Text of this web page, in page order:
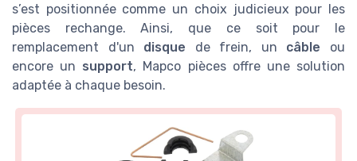
s’est positionnée comme un choix judicieux pour les
pièces rechange. Ainsi, que ce soit pour le
remplacement d'un disque de frein, un câble ou
encore un support, Mapco pièces offre une solution
adaptée à chaque besoin.